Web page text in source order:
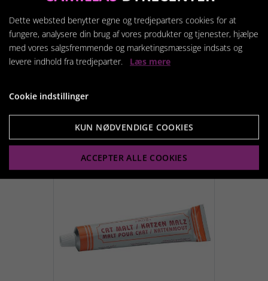
Produktet må IKKE sprayes direkte på katten eller
i bilen/buret mens katten er derinde
Rækker til ca. 16 anvendelsesgange
Relaterede produkter
Dette websted benytter egne og tredjeparters cookies for at
fungere, analysere din brug af vores produkter og tjenester, hjælpe
med vores salgsfremmende og marketingsmæssige indsats og
levere indhold fra tredjeparter. Læs mere
Cookie indstillinger
KUN NØDVENDIGE COOKIES
ACCEPTER ALLE COOKIES